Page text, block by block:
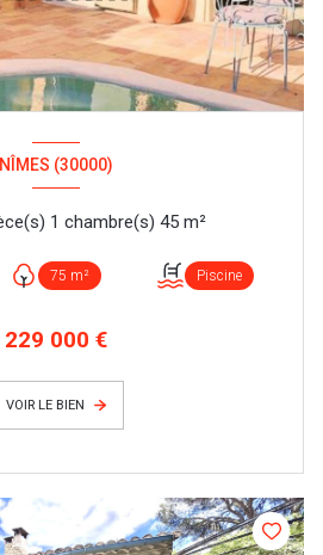
NÎMES (30000)
Maison 2 pièce(s) 1 chambre(s) 45 m²
75 m² Piscine
229 000 €
VOIR LE BIEN